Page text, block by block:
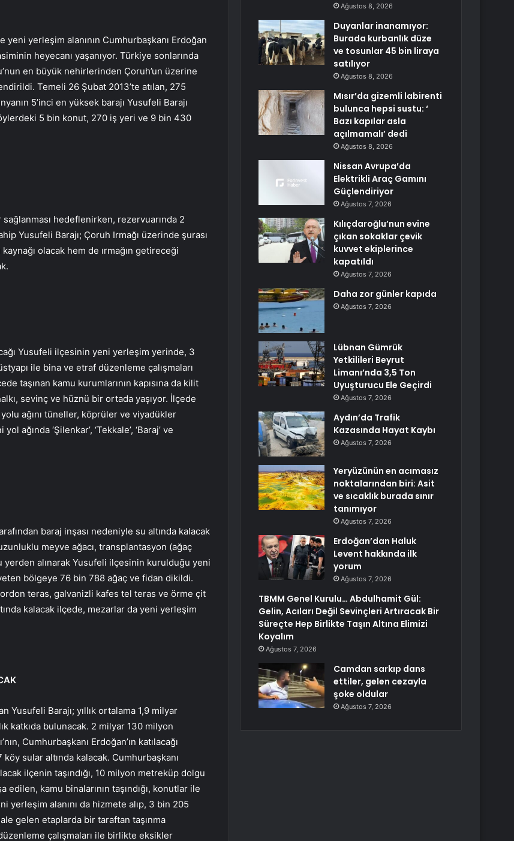
yerleşim alanının Cumhurbaşkanı Erdoğan
heyecanı yaşanıyor. Türkiye sonlarında
en büyük nehirlerinden Çoruh’un üzerine
Temeli 26 Şubat 2013’te atılan, 275
5’inci en yüksek barajı Yusufeli Barajı
5 bin konut, 270 iş yeri ve 9 bin 430
hedeflenirken, rezervuarında 2
Yusufeli Barajı; Çoruh Irmağı üzerinde şurası
olacak hem de ırmağın getireceği
Yusufeli ilçesinin yeni yerleşim yerinde, 3
ile bina ve etraf düzenleme çalışmaları
taşınan kamu kurumlarının kapısına da kilit
sevinç ve hüznü bir ortada yaşıyor. İlçede
ağını tüneller, köprüler ve viyadükler
‘Şilenkar’, ‘Tekkale’, ‘Baraj’ ve
baraj inşası nedeniyle su altında kalacak
meyve ağacı, transplantasyon (ağaç
alınarak Yusufeli ilçesinin kurulduğu yeni
bölgeye 76 bin 788 ağaç ve fidan dikildi.
teras, galvanizli kafes tel teras ve örme çit
kalacak ilçede, mezarlar da yeni yerleşim
Yusufeli Barajı; yıllık ortalama 1,9 milyar
katkıda bulunacak. 2 milyar 130 milyon
Cumhurbaşkanı Erdoğan’ın katılacağı
sular altında kalacak. Cumhurbaşkanı
ilçenin taşındığı, 10 milyon metreküp dolgu
kamu binalarının taşındığı, konutlar ile
yerleşim alanını da hizmete alıp, 3 bin 205
gelen etaplarda bir taraftan taşınma
çalışmaları ile birlikte eksikler
Ağustos 8, 2026
Duyanlar inanamıyor:
Burada kurbanlık düze
ve tosunlar 45 bin liraya
satılıyor
Ağustos 8, 2026
Mısır’da gizemli labirenti
bulunca hepsi sustu: ‘
Bazı kapılar asla
açılmamalı’ dedi
Ağustos 8, 2026
Nissan Avrupa’da
Elektrikli Araç Gamını
Güçlendiriyor
Ağustos 7, 2026
Kılıçdaroğlu’nun evine
çıkan sokaklar çevik
kuvvet ekiplerince
kapatıldı
Ağustos 7, 2026
Daha zor günler kapıda
Ağustos 7, 2026
Lübnan Gümrük
Yetkilileri Beyrut
Limanı’nda 3,5 Ton
Uyuşturucu Ele Geçirdi
Ağustos 7, 2026
Aydın’da Trafik
Kazasında Hayat Kaybı
Ağustos 7, 2026
Yeryüzünün en acımasız
noktalarından biri: Asit
ve sıcaklık burada sınır
tanımıyor
Ağustos 7, 2026
Erdoğan’dan Haluk
Levent hakkında ilk
yorum
Ağustos 7, 2026
TBMM Genel Kurulu… Abdulhamit Gül:
Gelin, Acıları Değil Sevinçleri Artıracak Bir
Süreçte Hep Birlikte Taşın Altına Elimizi
Koyalım
Ağustos 7, 2026
Camdan sarkıp dans
ettiler, gelen cezayla
şoke oldular
Ağustos 7, 2026